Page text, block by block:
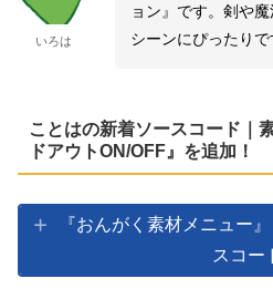
いろは
ョン』です。剣や
シーンにぴったりで
ことはの新着ソースコード｜
ドアウトON/OFF』を追加！
『おんがく素材メニュー
スコー